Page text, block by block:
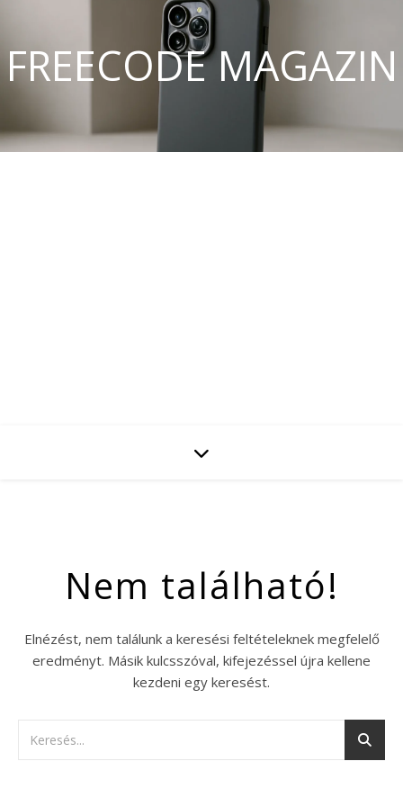
FREECODE MAGAZIN
Nem található!
Elnézést, nem találunk a keresési feltételeknek megfelelő
eredményt. Másik kulcsszóval, kifejezéssel újra kellene
kezdeni egy keresést.